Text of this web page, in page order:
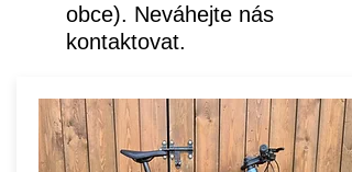
obce). Neváhejte nás
kontaktovat.